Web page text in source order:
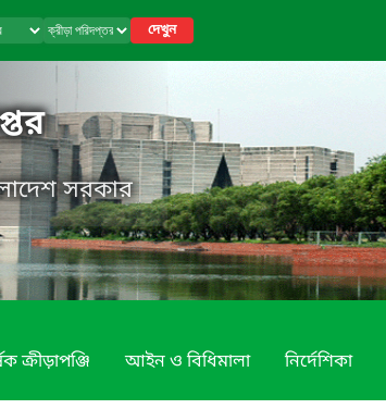
দেখুন
সরকার
ক্রীড়াপঞ্জি আইন ও বিধিমালা নির্দেশিকা